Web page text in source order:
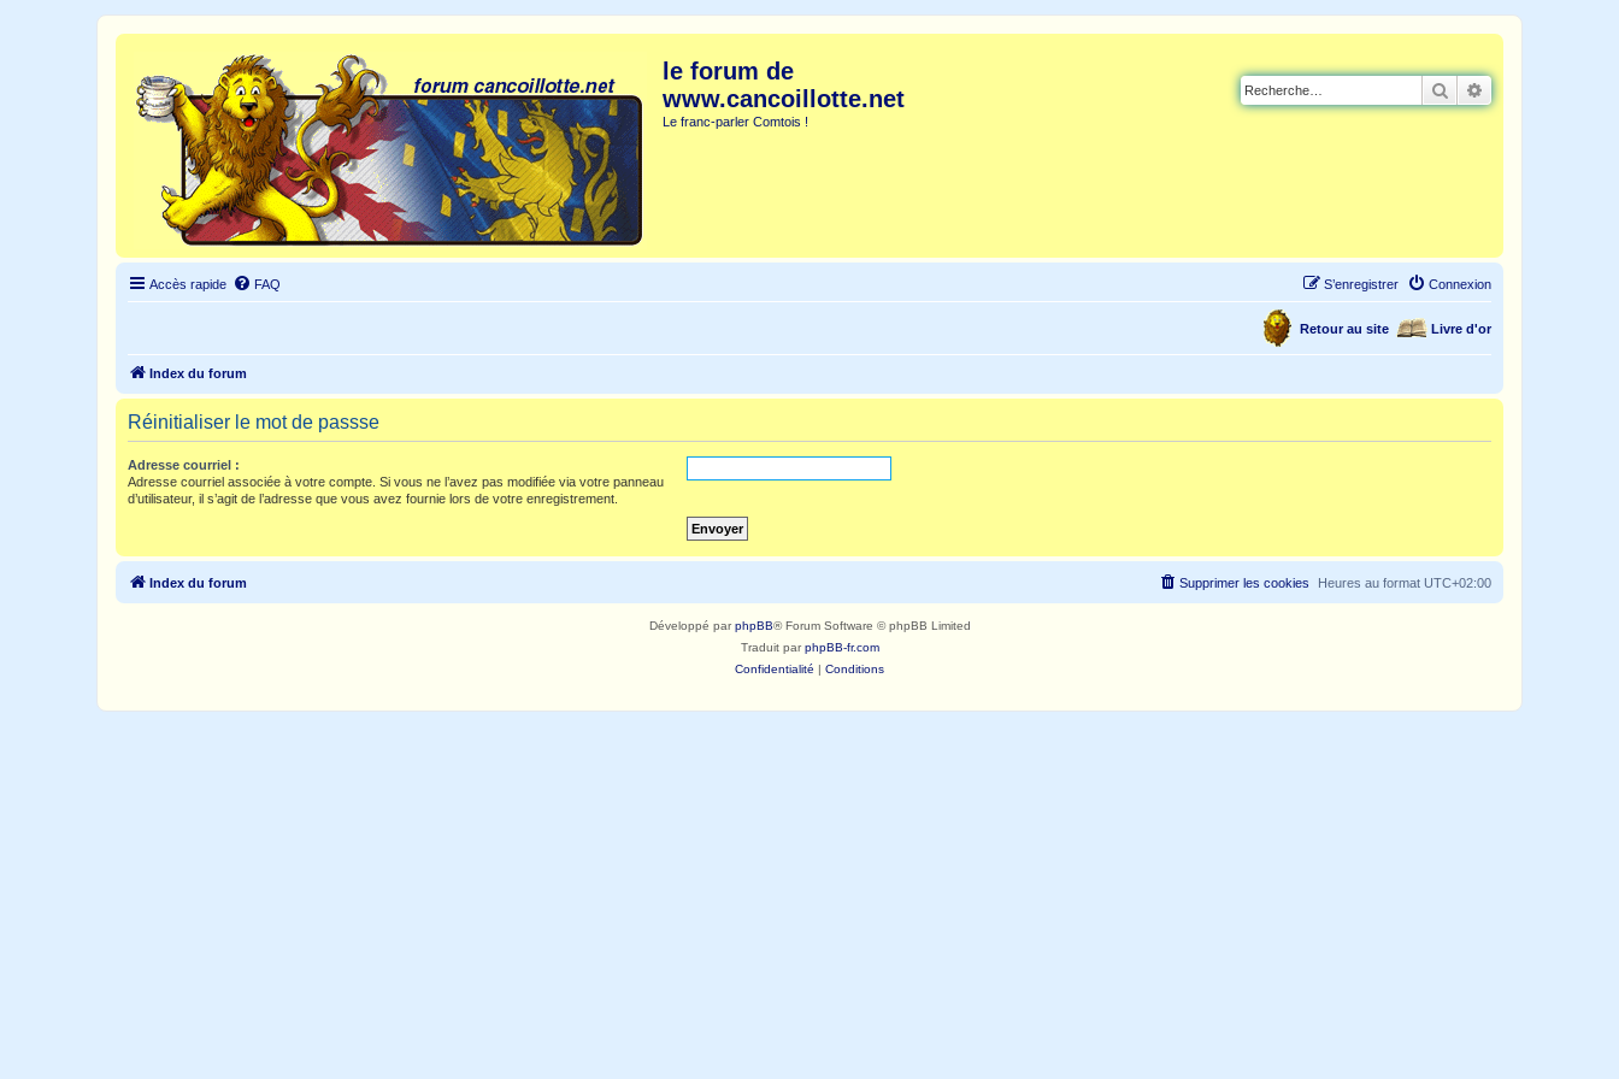
le forum de
www.cancoillotte.net
Le franc-parler Comtois !
Rechercher
Accès rapide FAQ Connexion
S’enregistrer
Livre d'or
Retour au site
Index du forum
Réinitialiser le mot de passse
Adresse courriel :
Adresse courriel associée à votre compte. Si vous ne l’avez pas modifiée via votre panneau
d’utilisateur, il s’agit de l’adresse que vous avez fournie lors de votre enregistrement.
Index du forum Heures au format UTC+02:00
Supprimer les cookies
Développé parphpBB® Forum Software © phpBB Limited
Traduit parphpBB-fr.com
Confidentialité | Conditions